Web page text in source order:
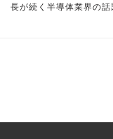
長が続く半導体業界の話